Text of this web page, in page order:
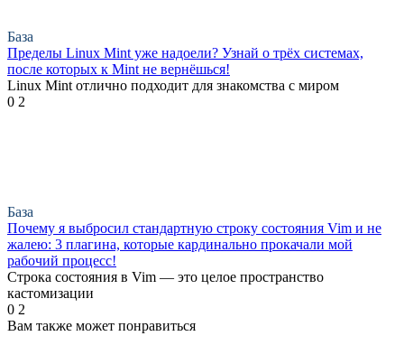
База
Пределы Linux Mint уже надоели? Узнай о трёх системах,
после которых к Mint не вернёшься!
Linux Mint отлично подходит для знакомства с миром
0 2
База
Почему я выбросил стандартную строку состояния Vim и не
жалею: 3 плагина, которые кардинально прокачали мой
рабочий процесс!
Строка состояния в Vim — это целое пространство
кастомизации
0 2
Вам также может понравиться